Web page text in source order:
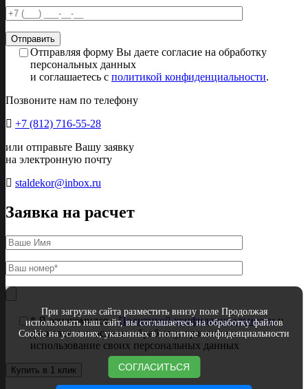
Отправляя форму Вы даете согласие на обработку
персональных данных
и соглашаетесь с политикой конфиденциальности.
Позвоните нам по телефону
+7 (812) 716-55-28
или отправьте Вашу заявку
на электронную почту
staldekor@inbox.ru
Заявка на расчет
* Я ознакомился сПолитикой конфиденциальностии
даю свое согласие на обработку, хранение и
использование своих персональных данных
При загрузке сайта разместить внизу поле Продолжая
использовать наш сайт, вы соглашаетесь на обработку файлов
Cookie на условиях, указанных в политике конфиденциальности
СОГЛАСИТЬСЯ